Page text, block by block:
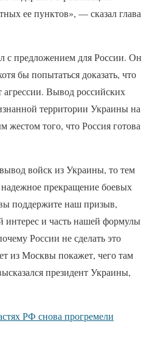
ее пунктов», — сказал глава
с предложением для России. Он
бы попытаться доказать, что
агрессии. Вывод российских
территории Украины на
жестом того, что Россия готова
войск из Украины, то тем
прекращение боевых
поддержите наш призыв,
интерес и часть нашей формулы
России не сделать это
из Москвы покажет, чего там
президент Украины,
РФ снова прогремели